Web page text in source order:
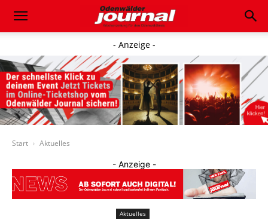
- Anzeige -
Start Aktuelles
- Anzeige -
Aktuelles